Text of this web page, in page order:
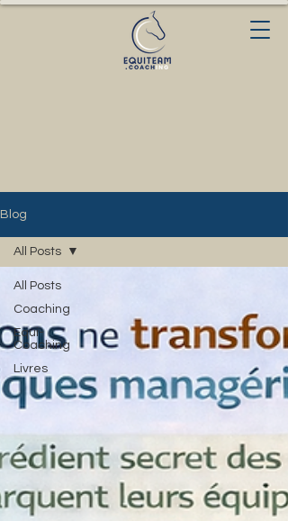
Blog
All Posts
Coaching
Equi-
Coaching
Livres
All Posts